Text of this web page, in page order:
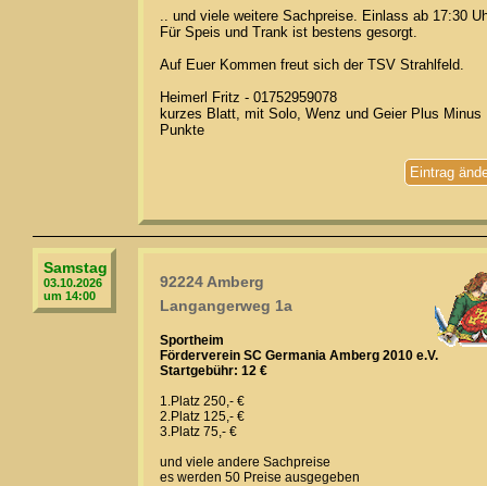
.. und viele weitere Sachpreise. Einlass ab 17:30
Für Speis und Trank ist bestens gesorgt.
Auf Euer Kommen freut sich der TSV Strahlfeld.
Heimerl Fritz - 01752959078
kurzes Blatt, mit Solo, Wenz und Geier Plus Minus
Punkte
Eintrag
Samstag
03.10.2026
um 14:00
92224 Amberg
Langangerweg 1a
Sportheim
Förderverein SC Germania Amberg 2010 e.V.
Startgebühr: 12 €
1.Platz 250,- €
2.Platz 125,- €
3.Platz 75,- €
und viele andere Sachpreise
es werden 50 Preise ausgegeben